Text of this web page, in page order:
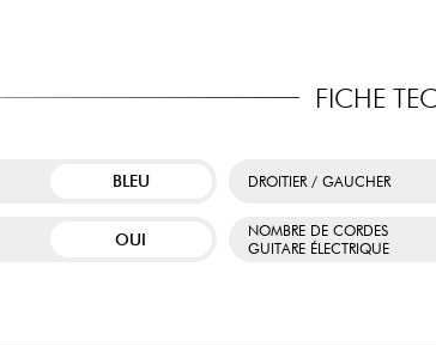
FICHE
BLEU DROITIER / GAUCHER
OUI
NOMBRE DE CORDES
GUITARE ÉLECTRIQUE